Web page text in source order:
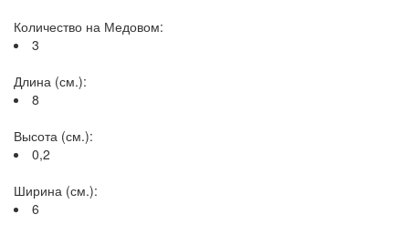
Количество на Медовом:
3
Длина (см.):
8
Высота (см.):
0,2
Ширина (см.):
6